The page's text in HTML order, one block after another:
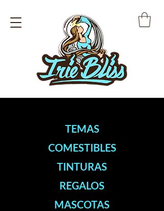
TEMAS
COMESTIBLES
TINTURAS
REGALOS
MASCOTAS